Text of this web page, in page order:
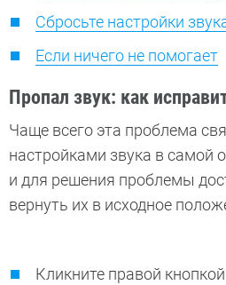
Сбросьте настройки
Если ничего не помогает
Пропал звук: как
Чаще всего эта проблема
настройками звука в самой
и для решения проблемы
вернуть их в исходное
Кликните правой